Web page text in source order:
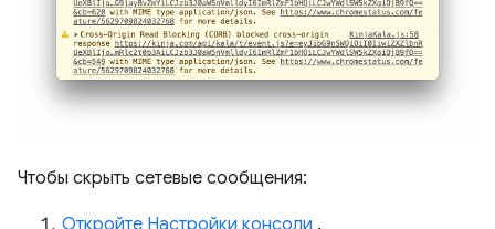
Чтобы скрыть сетевые сообщения:
Откройте Настройки консоли .